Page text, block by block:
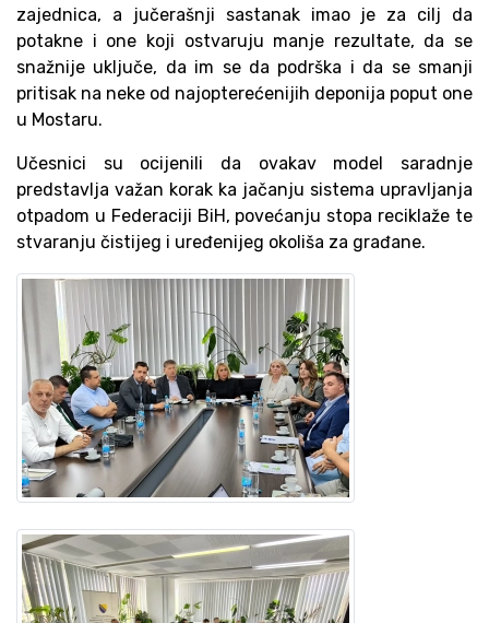
zajednica, a jučerašnji sastanak imao je za cilj da
potakne i one koji ostvaruju manje rezultate, da se
snažnije uključe, da im se da podrška i da se smanji
pritisak na neke od najopterećenijih deponija poput one
u Mostaru.
Učesnici su ocijenili da ovakav model saradnje
predstavlja važan korak ka jačanju sistema upravljanja
otpadom u Federaciji BiH, povećanju stopa reciklaže te
stvaranju čistijeg i uređenijeg okoliša za građane.